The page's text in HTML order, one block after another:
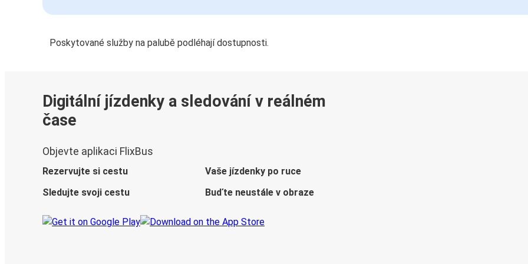
Poskytované služby na palubě podléhají dostupnosti.
Digitální jízdenky a sledování v reálném
čase
Objevte aplikaci FlixBus
Rezervujte si cestu
Vaše jízdenky po ruce
Sledujte svoji cestu
Buďte neustále v obraze